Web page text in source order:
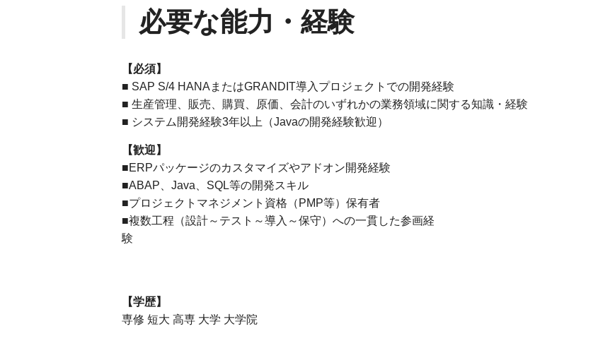
必要な能力・経験
【必須】
■ SAP S/4 HANAまたはGRANDIT導入プロジェクトでの開発経験
■ 生産管理、販売、購買、原価、会計のいずれかの業務領域に関する知識・経験
■ システム開発経験3年以上（Javaの開発経験歓迎）
【歓迎】
■ERPパッケージのカスタマイズやアドオン開発経験
■ABAP、Java、SQL等の開発スキル
■プロジェクトマネジメント資格（PMP等）保有者
■複数工程（設計～テスト～導入～保守）への一貫した参画経
験
【学歴】
専修 短大 高専 大学 大学院